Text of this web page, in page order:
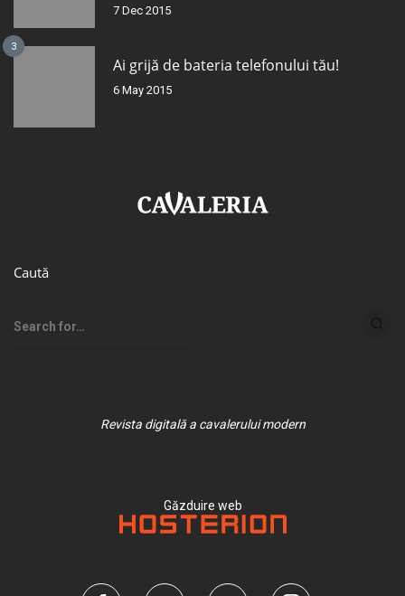
7 Dec 2015
3
Ai grijă de bateria telefonului tău!
6 May 2015
Caută
Revista digitală a cavalerului modern
Găzduire web